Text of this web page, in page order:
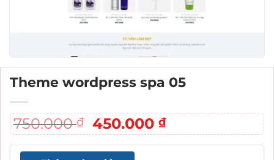
Theme wordpress spa 05
750.000₫
Giá
gốc
là:
450.000₫Giá
hiện